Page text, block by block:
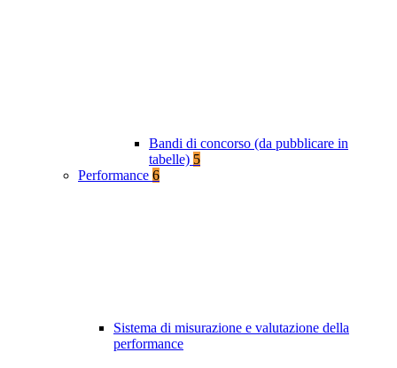
Bandi di concorso (da pubblicare in
tabelle) 5
Performance 6
Sistema di misurazione e valutazione della
performance